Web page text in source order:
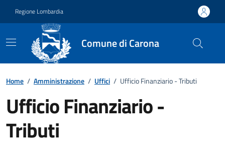
Regione Lombardia
Comune di Carona
Dettagli dell'ufficio
Home / Amministrazione / Uffici / Ufficio Finanziario - Tributi
Ufficio Finanziario -
Tributi